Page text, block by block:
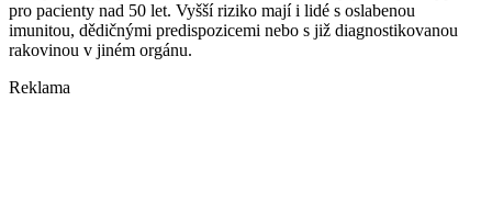
pro pacienty nad 50 let. Vyšší riziko mají i lidé s oslabenou
imunitou, dědičnými predispozicemi nebo s již diagnostikovanou
rakovinou v jiném orgánu.
Reklama